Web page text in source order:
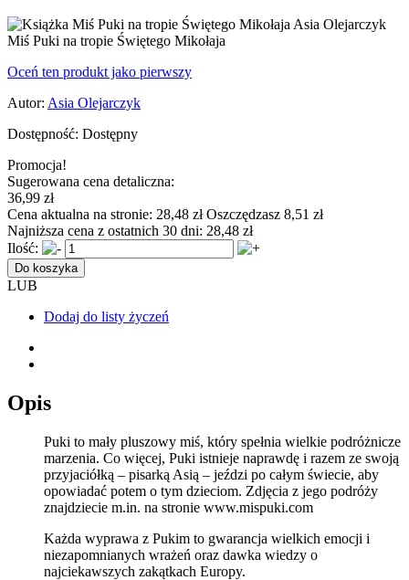
Miś Puki na tropie Świętego Mikołaja
Oceń ten produkt jako pierwszy
Autor: Asia Olejarczyk
Dostępność: Dostępny
Promocja!
Sugerowana cena detaliczna:
36,99 zł
Cena aktualna na stronie: 28,48 złOszczędzasz 8,51 zł
Najniższa cena z ostatnich 30 dni: 28,48 zł
Ilość:
Do koszyka
LUB
Dodaj do listy życzeń
Opis
Puki to mały pluszowy miś, który spełnia wielkie podróżnicze
marzenia. Co więcej, Puki istnieje naprawdę i razem ze swoją
przyjaciółką – pisarką Asią – jeździ po całym świecie, aby
opowiadać potem o tym dzieciom. Zdjęcia z jego podróży
znajdziecie m.in. na stronie www.mispuki.com
Każda wyprawa z Pukim to gwarancja wielkich emocji i
niezapomnianych wrażeń oraz dawka wiedzy o
najciekawszych zakątkach Europy.